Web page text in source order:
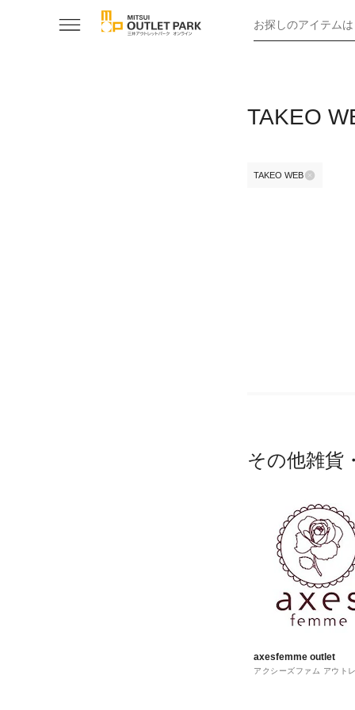
お探しのアイテム
TAKEO
TAKEO WEB
その他雑貨
axesfemme outlet
アクシーズファム アウト